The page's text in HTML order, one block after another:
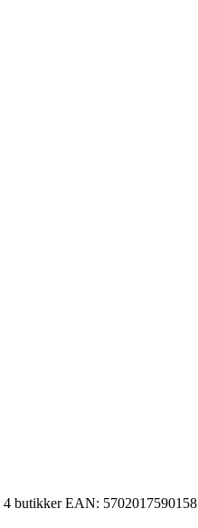
4 butikker EAN: 5702017590158